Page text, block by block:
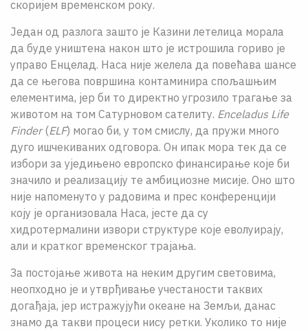
скоријем временском року.
Један од разлога зашто је Казини летелица морала
да буде уништена након што је истрошила гориво је
управо Енцелад. Наса није желела да повећава шансе
да се његова површина контаминира спољашњим
елементима, јер би то директно угрозило трагање за
животом на том Сатурновом сателиту. Enceladus Life
Finder(ELF) могао би, у том смислу, да пружи много
дуго ишчекиваних одговора. Он ипак мора тек да се
избори за уједињено европско финансирање које би
значило и реализацију те амбициозне мисије. Оно што
није напоменуто у радовима и прес конференцији
коју је организовала Наса, јесте да су
хидротермалини извори структуре које еволуирају,
али и кратког временског трајања.
За постојање живота на неким другим световима,
неопходно је и утврђивање учестаности таквих
догађаја, јер истражујући океане на Земљи, данас
знамо да такви процеси нису ретки. Уколико то није